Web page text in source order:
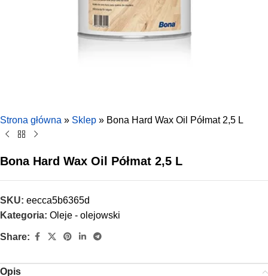
Strona główna » Sklep » Bona Hard Wax Oil Półmat 2,5 L
Bona Hard Wax Oil Półmat 2,5 L
SKU: eecca5b6365d
Kategoria: Oleje - olejowski
Share:
Opis